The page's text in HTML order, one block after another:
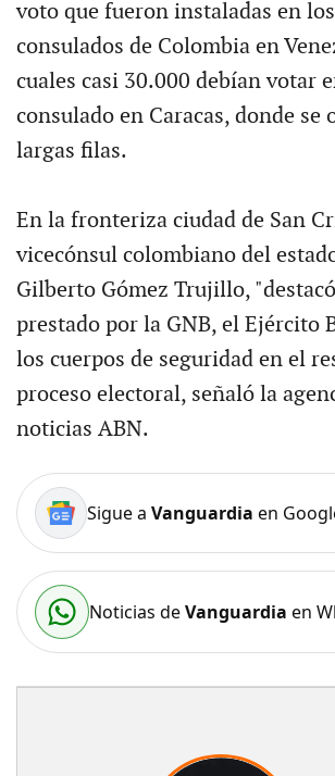
voto que fueron instaladas en
consulados de Colombia en
cuales casi 30.000 debían votar
consulado en Caracas, donde se
largas filas.
En la fronteriza ciudad de San
vicecónsul colombiano del
Gilberto Gómez Trujillo,
prestado por la GNB, el Ejército
los cuerpos de seguridad en el
proceso electoral, señaló la
noticias ABN.
Sigue a Vanguardia en
Noticias deVanguardia en